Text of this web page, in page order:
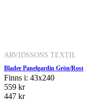
ARVIDSSONS TEXTIL
Blader Panelgardin Grön/Rost
Finns i: 43x240
559 kr
447 kr